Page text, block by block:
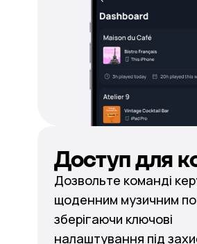
Доступ для
Дозвольте команді
щоденним музичним
зберігаючи ключові
налаштування під